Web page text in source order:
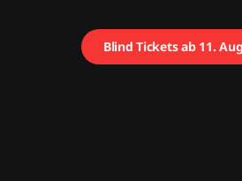
Blind Tickets ab 11.